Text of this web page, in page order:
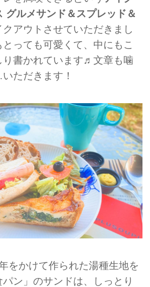
グルメサンド＆スプレッド＆
クアウトさせていただきまし
っても可愛くて、中にもこ
り書かれています♬文章も噛
ただきます！
をかけて作られた湯種生地を
ン」のサンドは、しっとり